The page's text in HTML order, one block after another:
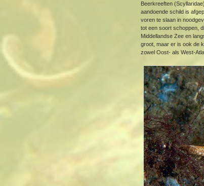
Beerkreeften
aandoende schild is
voren te slaan in
tot een soort schoppen,
Middellandse Zee en
groot, maar er is ook de
zowel Oost- als West-